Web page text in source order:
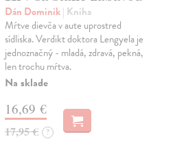
Dán Dominik| Kniha
Mŕtve dievča v aute uprostred
sídliska. Verdikt doktora Lengyela je
jednoznačný - mladá, zdravá, pekná,
len trochu mŕtva.
Na sklade
16,69 €
17,95 € ?